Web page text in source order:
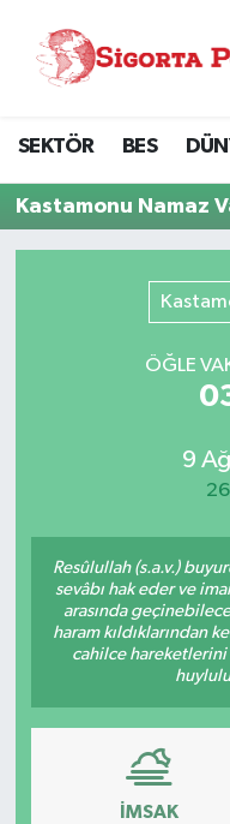
SEKTÖR BES
Kastamonu Namaz
ÖĞLE
9
Resûlullah (s.a.v.)
sevâbı hak eder ve
arasında
haram kıldıklarından
cahilce
İMSAK
Nöbetçi
Hava Durumu
Namaz Vakitleri
Tüm Manşetler
Son Dakika